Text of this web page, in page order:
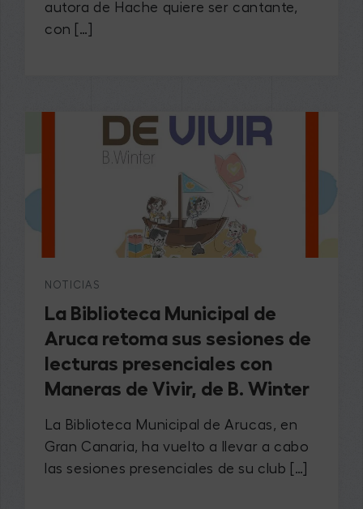
autora de Hache quiere ser cantante,
con […]
NOTICIAS
​La Biblioteca Municipal de
Aruca retoma sus sesiones de
lecturas presenciales con
Maneras de Vivir, de B. Winter
La Biblioteca Municipal de Arucas, en
Gran Canaria, ha vuelto a llevar a cabo
las sesiones presenciales de su club […]